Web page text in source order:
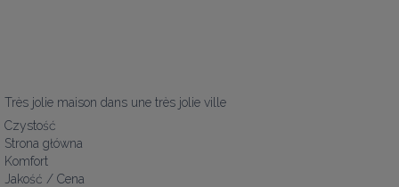
Très jolie maison dans une très jolie ville
Czystość
Strona główna
Komfort
Jakość / Cena